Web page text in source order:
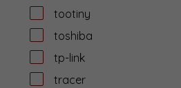
tootiny
toshiba
tp-link
tracer